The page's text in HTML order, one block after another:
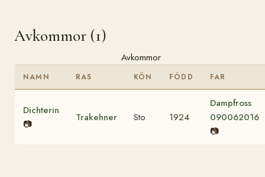
Avkommor (1)
Avkommor
NAMN RAS KÖN FÖDD FAR
Dichterin
📷
Trakehner Sto 1924
Dampfross
090062016
📷